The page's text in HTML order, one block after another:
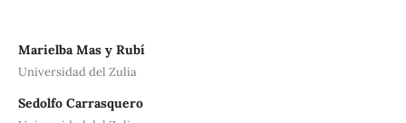
Marielba Mas y Rubí
Universidad del Zulia
Sedolfo Carrasquero